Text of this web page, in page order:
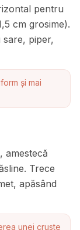
pentru
cm grosime).
sare, piper,
și mai
amestecă
Trece
apăsând
unei cruste